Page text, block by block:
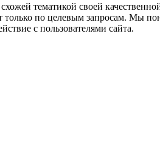
тематикой своей
по целевым запросам. Мы
с пользователями сайта.